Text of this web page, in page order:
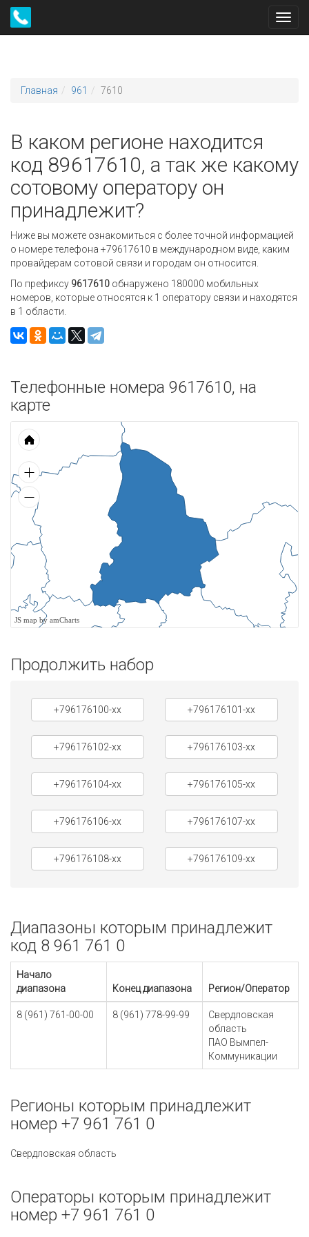
Главная 961 7610
В каком регионе находится
код 89617610, а так же какому
сотовому оператору он
принадлежит?
Ниже вы можете ознакомиться с более точной информацией
о номере телефона +79617610 в международном виде, каким
провайдерам сотовой связи и городам он относится.
По префиксу 9617610 обнаружено 180000 мобильных
номеров, которые относятся к 1 оператору связи и находятся
в 1 области.
Телефонные номера 9617610, на
карте
JS map by amCharts
Продолжить набор
+796176100-xx +796176101-xx
+796176102-xx +796176103-xx
+796176104-xx +796176105-xx
+796176106-xx +796176107-xx
+796176108-xx +796176109-xx
Диапазоны которым принадлежит
код 8 961 761 0
Начало
диапазона
Конец диапазона Регион/Оператор
8 (961) 761-00-00 8 (961) 778-99-99
Свердловская
область
ПАО Вымпел-
Коммуникации
Регионы которым принадлежит
номер +7 961 761 0
Свердловская область
Операторы которым принадлежит
номер +7 961 761 0